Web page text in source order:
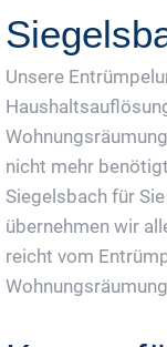
Unsere
nicht mehr
Siegelsbach für
übernehmen wir
reicht vom